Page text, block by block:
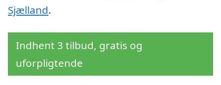
Sjælland.
Indhent 3 tilbud, gratis og
uforpligtende